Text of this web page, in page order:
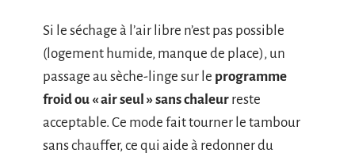
Si le séchage à l’air libre n’est pas possible
(logement humide, manque de place), un
passage au sèche-linge sur le programme
froid ou « air seul » sans chaleur reste
acceptable. Ce mode fait tourner le tambour
sans chauffer, ce qui aide à redonner du